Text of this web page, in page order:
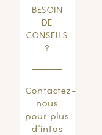
BESOIN
DE
CONSEILS
?
Contactez-
nous
pour plus
d'infos